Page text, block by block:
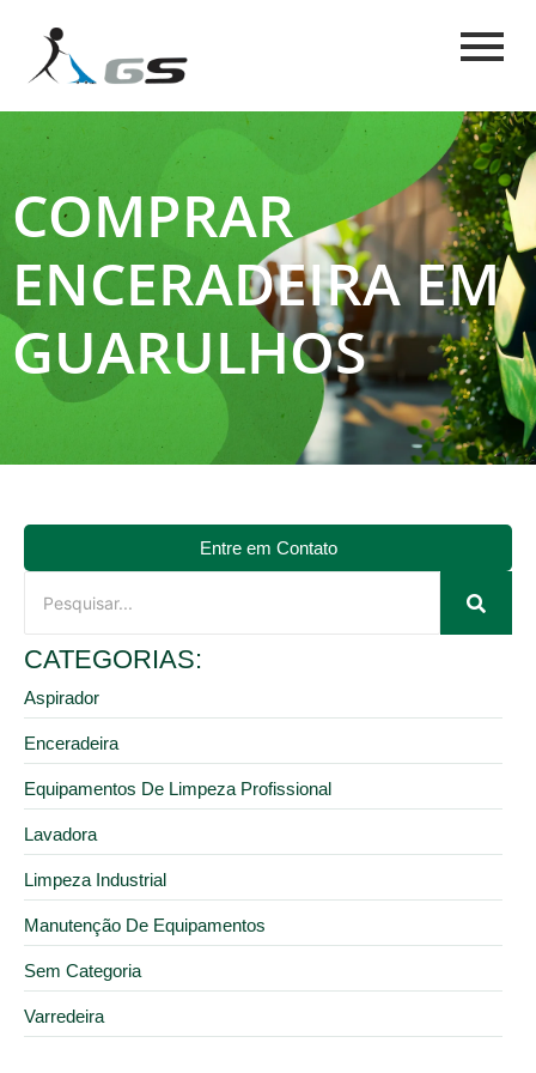
COMPRAR
ENCERADEIRA EM
GUARULHOS
Entre em Contato
CATEGORIAS:
Aspirador
Enceradeira
Equipamentos De Limpeza Profissional
Lavadora
Limpeza Industrial
Manutenção De Equipamentos
Sem Categoria
Varredeira